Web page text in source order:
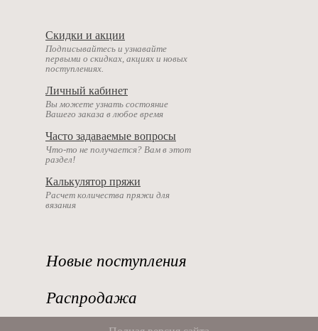
Скидки и акции
Подписывайтесь и узнавайте
первыми о скидках, акциях и новых
поступлениях.
Личный кабинет
Вы можете узнать состояние
Вашего заказа в любое время
Часто задаваемые вопросы
Что-то не получается? Вам в этот
раздел!
Калькулятор пряжи
Расчет количества пряжи для
вязания
Новые поступления
Распродажа